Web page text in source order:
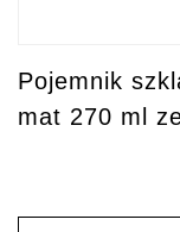
Pojemnik
mat 270 ml